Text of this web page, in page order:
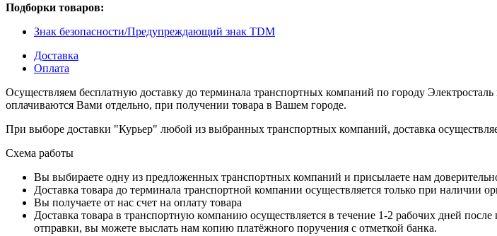
Подборки товаров:
Знак безопасности/Предупреждающий знак TDM
Доставка
Оплата
Осуществляем бесплатную доставку до терминала транспортных компаний по городу
оплачиваются Вами отдельно, при получении товара в Вашем городе.
При выборе доставки "Курьер" любой из выбранных транспортных компаний, доставка
Схема работы
Вы выбираете одну из предложенных транспортных компаний и присылаете нам
Доставка товара до терминала транспортной компании осуществляется только при наличии
Вы получаете от нас счет на оплату товара
Доставка товара в транспортную компанию осуществляется в течение 1-2 рабочих дней
отправки, вы можете выслать нам копию платёжного поручения с отметкой банка.